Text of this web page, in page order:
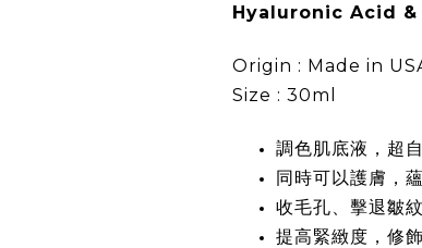
Hyaluronic Acid &
Origin : Made in
Size : 30ml
調色肌底液，超
同時可以護膚，
收毛孔、擊退皺
提高緊緻度，修